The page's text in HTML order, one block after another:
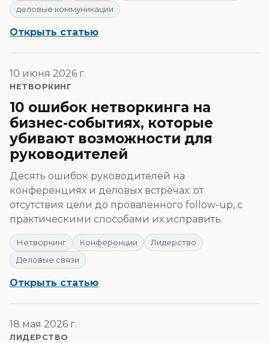
деловые коммуникации
Открыть статью
10 июня 2026 г.
НЕТВОРКИНГ
10 ошибок нетворкинга на
бизнес-событиях, которые
убивают возможности для
руководителей
Десять ошибок руководителей на
конференциях и деловых встречах: от
отсутствия цели до проваленного follow-up, с
практическими способами их исправить.
Нетворкинг Конференции
Лидерство
Деловые связи
Открыть статью
18 мая 2026 г.
ЛИДЕРСТВО